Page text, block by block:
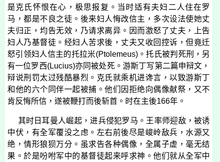
是克氏怀恨在心，极思报复。当时适有夫妇二人住在罗
马，都是不良之徒。後来妇人悔改信主，多次设法使她丈
夫归正，均告无效，乃请求离异。因而激怒了丈夫，上告
妇人乃基督徒。经妇人苦求後，丈夫又收回控诉，但竟迁
怒引领妇人信主的托拉米(Ptolemeus)。托氏被判死刑，另
有一位罗西(Lucius)亦同被处死。游斯丁写第二篇申辩文，
辩说刑罚太过残酷暴烈。克氏就乘机进谗言，以致游斯丁
和他的六个同伴一起被捕。他们因拒绝向偶像献祭，又不
肯反悔所信，遂被鞭打而後斩首。时在主後166年。
其时日耳曼人崛起，进兵侵犯罗马。王率师迎敌，被诱
中伏，有全军覆没之虑。左右前後尽是峻岭敌兵，水源又
绝，情形狼狈万分。虽求告各种偶像，全属子虚，毫无结
果。於是吩咐军中的基督徒起来呼求神。他们就从全军中